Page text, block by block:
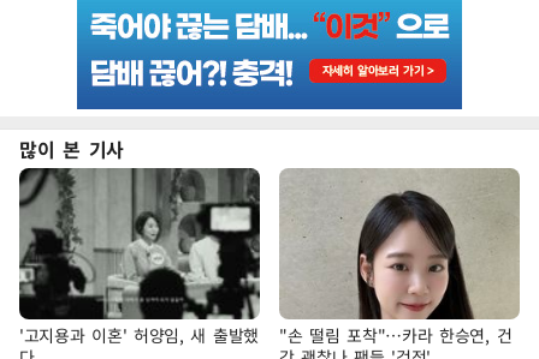
많이 본 기사
'고지용과 이혼' 허양임, 새 출발했
"손 떨림 포착"…카라 한승연, 건